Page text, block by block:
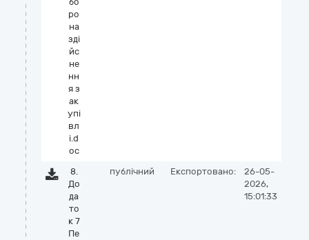
ро
на
зді
йс
не
нн
я з
ак
упі
вл
і.d
oc
8.
До
да
то
к 7
Пе
публічний Експортовано:
26-05-
2026,
15:01:33